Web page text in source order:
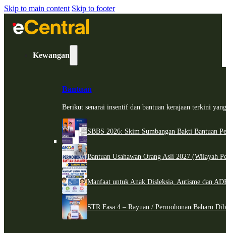
Skip to main content Skip to footer
Kewangan
Bantuan
Berikut senarai insentif dan bantuan kerajaan terkini
SBBS 2026: Skim Sumbangan Bakti Bantuan
Bantuan Usahawan Orang Asli 2027 (Wilayah
Manfaat untuk Anak Disleksia, Autisme dan
STR Fasa 4 – Rayuan / Permohonan Baharu